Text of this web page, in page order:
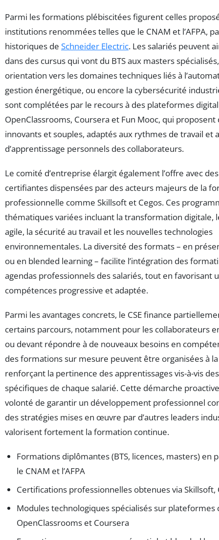
Parmi les formations plébiscitées figurent celles
institutions renommées telles que le CNAM et l’AFPA,
historiques de Schneider Electric. Les salariés peuvent
dans des cursus qui vont du BTS aux masters
orientation vers les domaines techniques liés à
gestion énergétique, ou encore la cybersécurité
sont complétées par le recours à des plateformes
OpenClassrooms, Coursera et Fun Mooc, qui
innovants et souples, adaptés aux rythmes de travail et
d’apprentissage personnels des collaborateurs.
Le comité d’entreprise élargit également l’offre avec
certifiantes dispensées par des acteurs majeurs de la
professionnelle comme Skillsoft et Cegos. Ces
thématiques variées incluant la transformation digitale,
agile, la sécurité au travail et les nouvelles technologies
environnementales. La diversité des formats – en
ou en blended learning – facilite l’intégration des
agendas professionnels des salariés, tout en favorisant
compétences progressive et adaptée.
Parmi les avantages concrets, le CSE finance
certains parcours, notamment pour les collaborateurs
ou devant répondre à de nouveaux besoins en
des formations sur mesure peuvent être organisées à
renforçant la pertinence des apprentissages vis-à-vis
spécifiques de chaque salarié. Cette démarche
volonté de garantir un développement professionnel
des stratégies mises en œuvre par d’autres leaders
valorisent fortement la formation continue.
Formations diplômantes (BTS, licences, masters) en
le CNAM et l’AFPA
Certifications professionnelles obtenues via Skillsoft,
Modules technologiques spécialisés sur plateformes
OpenClassrooms et Coursera